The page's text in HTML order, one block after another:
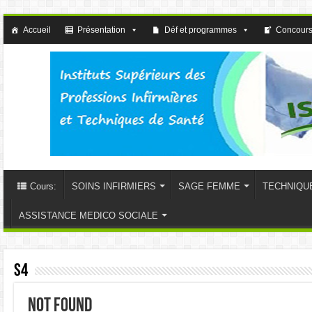
Accueil Présentation Déf et programmes
Cours: SOINS INFIRMIERS SAGE FEMME
ASSISTANCE MEDICO SOCIALE
S4
Not Found